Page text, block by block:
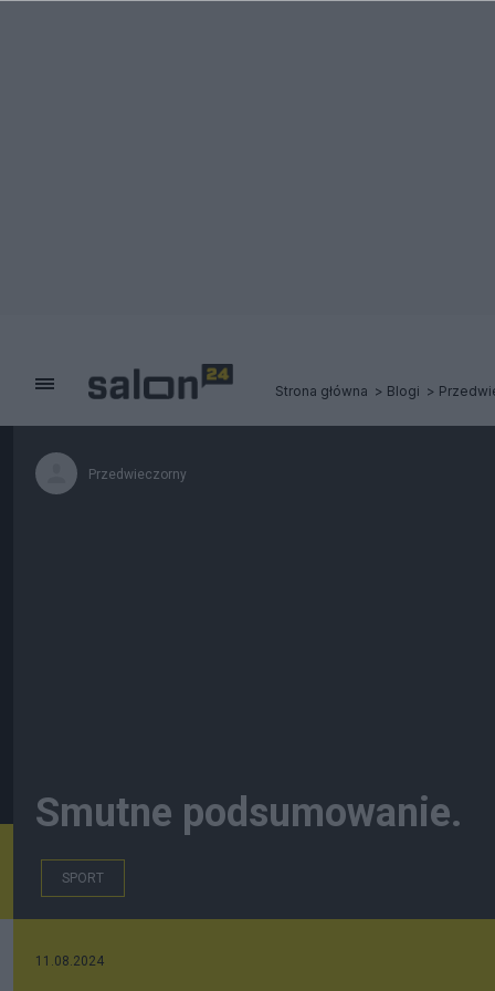
Strona główna Blogi
Przedwieczorny
Smutne podsumowanie.
SPORT
11.08.2024